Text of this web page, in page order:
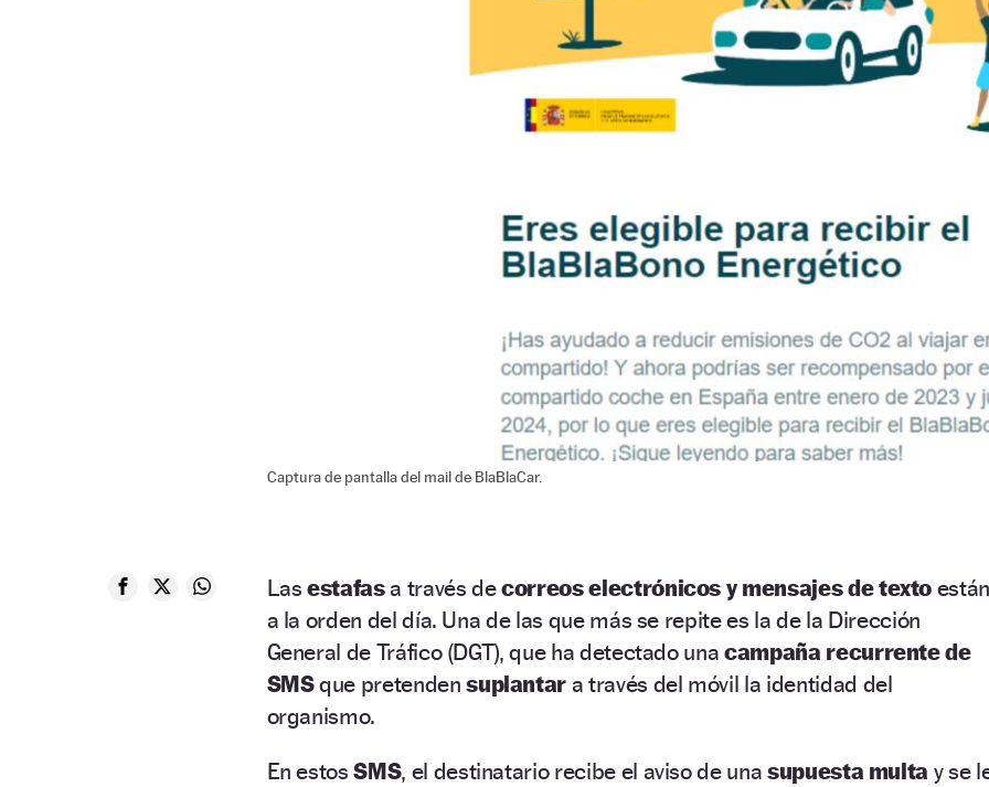
Captura de pantalla del mail de BlaBlaCar.
Lasestafasa través decorreos electrónicos y mensajes de texto
a la orden del día. Una de las que más se repite es la de la Dirección
General de Tráfico (DGT), que ha detectado unacampaña recurrente de
SMSque pretendensuplantar a través del móvil la identidad del
organismo.
En estosSMS, el destinatario recibe el aviso de una supuesta multa y se